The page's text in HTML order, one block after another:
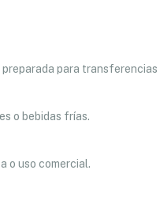
para
o bebidas frías.
o uso comercial.